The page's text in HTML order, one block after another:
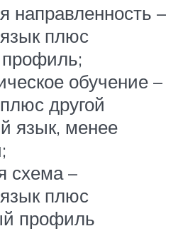
направленность –
плюс
обучение –
другой
язык, менее
схема –
плюс
профиль